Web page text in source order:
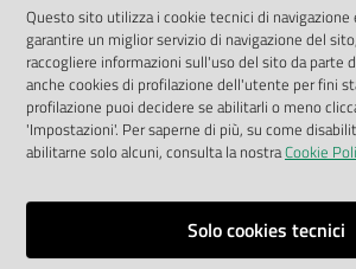
MASE
ISPRA
Geoportale Nazionale
Biocase
Vai alla pagina
Questo sito utilizza i cookie tecnici di navigazione
garantire un miglior servizio di navigazione del
raccogliere informazioni sull'uso del sito da parte
anche cookies di profilazione dell'utente per fini
profilazione puoi decidere se abilitarli o meno
'Impostazioni'. Per saperne di più, su come
abilitarne solo alcuni, consulta la nostraCookie
Solo cookies tecnici